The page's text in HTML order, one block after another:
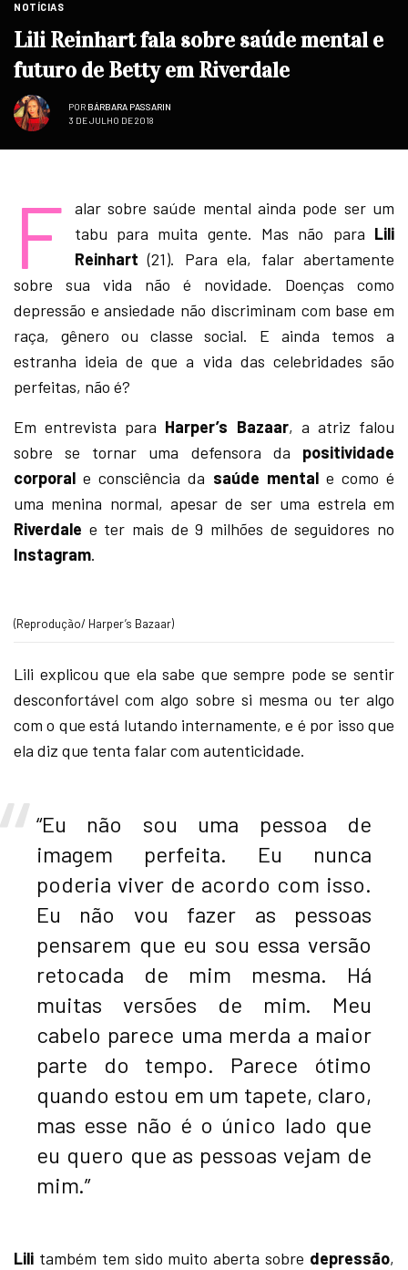
NOTÍCIAS
Lili Reinhart fala sobre saúde mental e
futuro de Betty em Riverdale
POR BÁRBARA PASSARIN
3 DE JULHO DE 2018
F
alar sobre saúde mental ainda pode ser um
tabu para muita gente. Mas não para Lili
Reinhart (21). Para ela, falar abertamente
sobre sua vida não é novidade. Doenças como
depressão e ansiedade não discriminam com base em
raça, gênero ou classe social. E ainda temos a
estranha ideia de que a vida das celebridades são
perfeitas, não é?
Em entrevista para Harper’s Bazaar, a atriz falou
sobre se tornar uma defensora da positividade
corporal e consciência da saúde mentale como é
uma menina normal, apesar de ser uma estrela em
Riverdale e ter mais de 9 milhões de seguidores no
Instagram.
(Reprodução/ Harper’s Bazaar)
Lili explicou que ela sabe que sempre pode se sentir
desconfortável com algo sobre si mesma ou ter algo
com o que está lutando internamente, e é por isso que
ela diz que tenta falar com autenticidade.
“Eu não sou uma pessoa de
imagem perfeita. Eu nunca
poderia viver de acordo com isso.
Eu não vou fazer as pessoas
pensarem que eu sou essa versão
retocada de mim mesma. Há
muitas versões de mim. Meu
cabelo parece uma merda a maior
parte do tempo. Parece ótimo
quando estou em um tapete, claro,
mas esse não é o único lado que
eu quero que as pessoas vejam de
mim.”
Lili também tem sido muito aberta sobre depressão,